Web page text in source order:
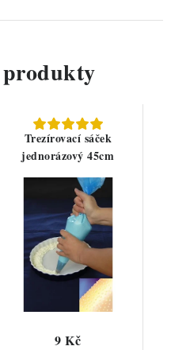
Trezírovací sáček
jednorázový 45cm
9 Kč